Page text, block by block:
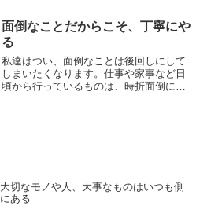
面倒なことだからこそ、丁寧にや
る
私達はつい、面倒なことは後回しにして
しまいたくなります。仕事や家事など日
頃から行っているものは、時折面倒にな
大切なモノや人、大事なものはいつも側
にある